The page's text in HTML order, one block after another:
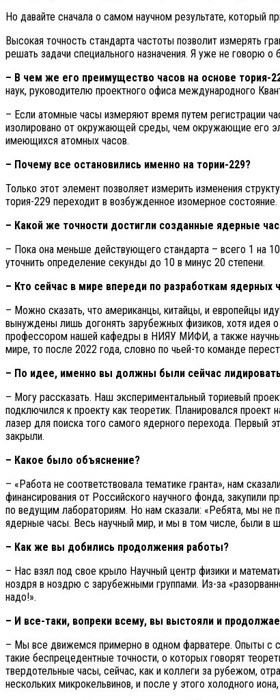
Но давайте сначала о самом научном результате, который
Высокая точность стандарта частоты позволит измерять
решать задачи специального назначения. Я уже не говорю
– В чем же его преимущество часов на основе тория-
наук, руководителю проектного офиса международного
– Если атомные часы измеряют время путем регистрации
изолировано от окружающей среды, чем окружающие его
имеющихся атомных часов.
– Почему все остановились именно на тории-229?
Только этот элемент позволяет измерить изменения
тория-229 переходит в возбужденное изомерное состояние.
– Какой же точности достигли созданные ядерные
– Пока она меньше действующего стандарта – всего 1 на
уточнить определение секунды до 10 в минус 20 степени.
– Кто сейчас в мире впереди по разработкам ядерных
– Можно сказать, что американцы, китайцы, и европейцы
вынуждены лишь догонять зарубежных физиков, хотя идея
профессором нашей кафедры в НИЯУ МИФИ, а также
мире, то после 2022 года, словно по чьей-то команде
– По идее, именно вы должны были сейчас
– Могу рассказать. Наш экспериментальный ториевый
подключился к проекту как теоретик. Планировался
лазер для поиска того самого ядерного перехода. Первый
закрыли.
– Какое было объяснение?
– «Работа не соответствовала тематике гранта», нам
финансирования от Российского научного фонда,
по ведущим лабораториям. Но нам сказали: «Ребята, мы не
ядерные часы. Весь научный мир, и мы в том числе, были в
– Как же вы добились продолжения работы?
– Нас взял под свое крыло Научный центр физики и
ноздря в ноздрю с зарубежными группами. Из-за
надо!».
– И все-таки, вопреки всему, вы выстояли и
– Мы все движемся примерно в одном фарватере. Опыты с
такие беспрецедентные точности, о которых говорят
твердотельные часы, сейчас, как и коллеги за рубежом,
нескольких микрокельвинов, и после у этого холодного